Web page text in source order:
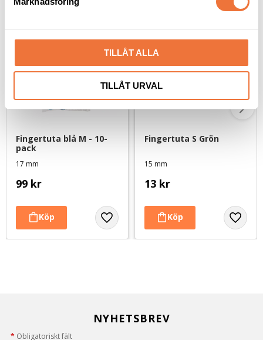
TILLÅT ALLA
TILLÅT URVAL
Fingertuta blå M - 10-
pack
17 mm
99 kr
Fingertuta S Grön
15 mm
13 kr
NYHETSBREV
* Obligatoriskt fält